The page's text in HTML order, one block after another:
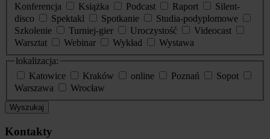
Konferencja
Książka Podcast Raport
Silent-
disco
Spektakl Spotkanie
Studia-podyplomowe
Szkolenie
Turniej-gier Uroczystość
Videocast
Warsztat
Webinar Wykład
Wystawa
lokalizacja:
Katowice
Kraków online Poznań
Sopot
Warszawa
Wrocław
Wyszukaj
Kontakty